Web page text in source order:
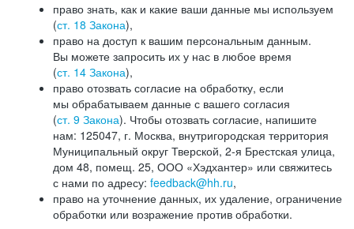
право знать, как и какие ваши данные мы используем
(ст. 18 Закона),
право на доступ к вашим персональным данным.
Вы можете запросить их у нас в любое время
(ст. 14 Закона),
право отозвать согласие на обработку, если
мы обрабатываем данные с вашего согласия
(ст. 9 Закона). Чтобы отозвать согласие, напишите
нам: 125047, г. Москва, внутригородская территория
Муниципальный округ Тверской, 2-я Брестская улица,
дом 48, помещ. 25, ООО «Хэдхантер» или свяжитесь
с нами по адресу: feedback@hh.ru,
право на уточнение данных, их удаление, ограничение
обработки или возражение против обработки.